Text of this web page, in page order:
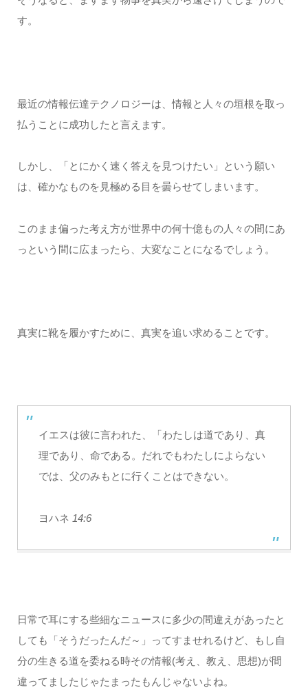
す。
最近の情報伝達テクノロジーは、情報と人々の垣根を取っ
払うことに成功したと言えます。
しかし、「とにかく速く答えを見つけたい」という願い
は、確かなものを見極める目を曇らせてしまいます。
このまま偏った考え方が世界中の何十億もの人々の間にあ
っという間に広まったら、大変なことになるでしょう。
真実に靴を履かすために、真実を追い求めることです。
イエスは彼に言われた、「わたしは道であり、真
理であり、命である。だれでもわたしによらない
では、父のみもとに行くことはできない。
ヨハネ 14:6
日常で耳にする些細なニュースに多少の間違えがあったと
しても「そうだったんだ～」ってすませれるけど、もし自
分の生きる道を委ねる時その情報(考え、教え、思想)が間
違ってましたじゃたまったもんじゃないよね。